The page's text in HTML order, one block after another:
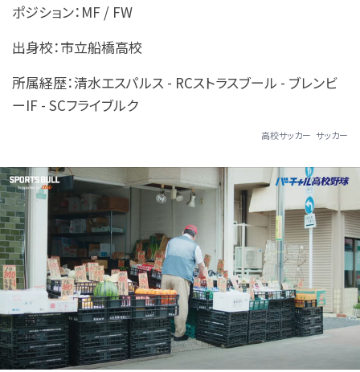
ポジション：MF / FW
出身校：市立船橋高校
所属経歴：清水エスパルス - RCストラスブール - ブレンビ
ーIF - SCフライブルク
高校サッカー サッカー